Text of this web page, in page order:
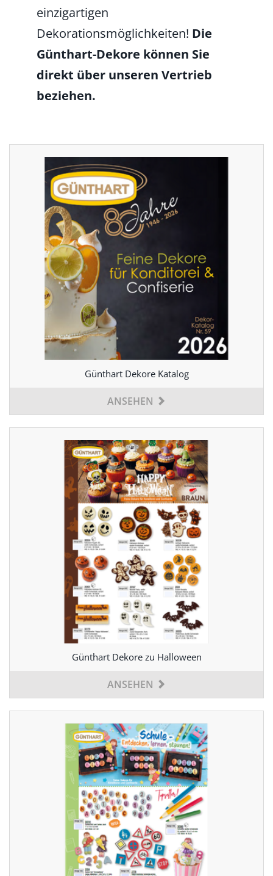
einzigartigen
Dekorationsmöglichkeiten! Die
Günthart-Dekore können Sie
direkt über unseren Vertrieb
beziehen.
Günthart Dekore Katalog
ANSEHEN
Günthart Dekore zu Halloween
ANSEHEN